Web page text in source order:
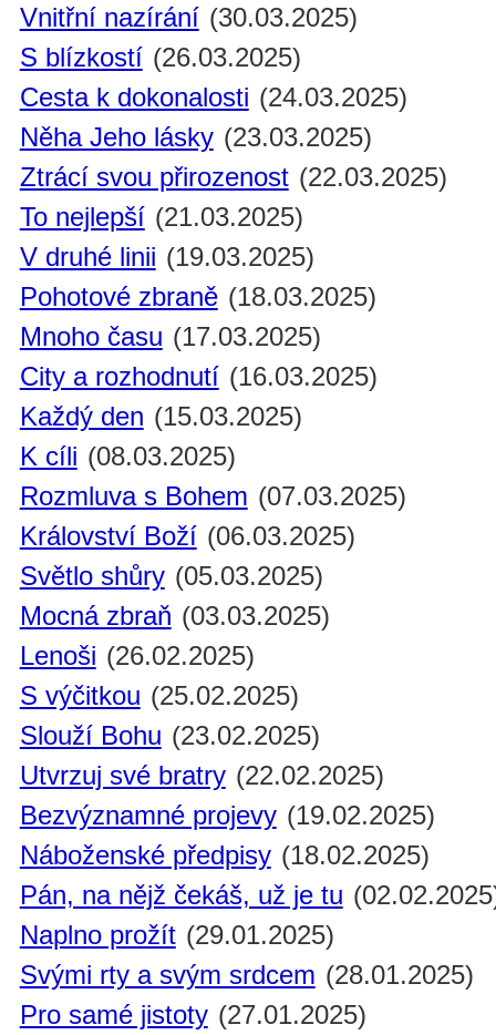
Vnitřní nazírání (30.03.2025)
S blízkostí (26.03.2025)
Cesta k dokonalosti (24.03.2025)
Něha Jeho lásky (23.03.2025)
Ztrácí svou přirozenost (22.03.2025)
To nejlepší (21.03.2025)
V druhé linii (19.03.2025)
Pohotové zbraně (18.03.2025)
Mnoho času (17.03.2025)
City a rozhodnutí (16.03.2025)
Každý den (15.03.2025)
K cíli (08.03.2025)
Rozmluva s Bohem (07.03.2025)
Království Boží (06.03.2025)
Světlo shůry (05.03.2025)
Mocná zbraň (03.03.2025)
Lenoši (26.02.2025)
S výčitkou (25.02.2025)
Slouží Bohu (23.02.2025)
Utvrzuj své bratry (22.02.2025)
Bezvýznamné projevy (19.02.2025)
Náboženské předpisy (18.02.2025)
Pán, na nějž čekáš, už je tu
Naplno prožít (29.01.2025)
Svými rty a svým srdcem (28.01.2025)
Pro samé jistoty (27.01.2025)